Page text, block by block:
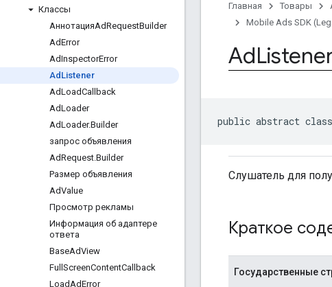
Классы
АннотацияAdRequestBuilder
AdError
AdInspectorError
Ad Listener
AdLoadCallback
AdLoader
AdLoader.Builder
запрос объявления
AdRequest.Builder
Размер объявления
AdValue
Просмотр рекламы
Информация об адаптере
ответа
BaseAdView
Full ScreenContentCallback
LoadAdError
Главная Товары
Mobile Ads SDK
Ad
public abstract class
Слушатель для
Краткое
Государственные